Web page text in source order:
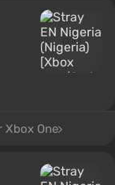
Xbox One